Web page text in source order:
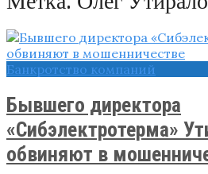
Банкротство компаний
Бывшего директора
«Сибэлектротерма»
обвиняют в